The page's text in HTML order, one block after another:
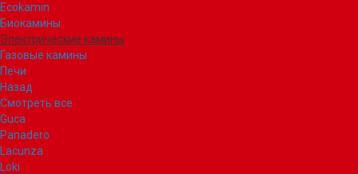
Ecokamin
Биокамины
Электрические камины
Газовые камины
Печи
Назад
Смотреть все
Guca
Panadero
Lacunza
Loki